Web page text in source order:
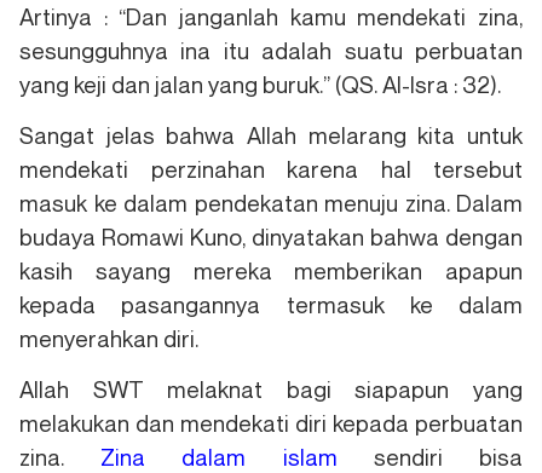
Artinya : “Dan janganlah kamu mendekati zina,
sesungguhnya ina itu adalah suatu perbuatan
yang keji dan jalan yang buruk.” (QS. Al-Isra : 32).
Sangat jelas bahwa Allah melarang kita untuk
mendekati perzinahan karena hal tersebut
masuk ke dalam pendekatan menuju zina. Dalam
budaya Romawi Kuno, dinyatakan bahwa dengan
kasih sayang mereka memberikan apapun
kepada pasangannya termasuk ke dalam
menyerahkan diri.
Allah SWT melaknat bagi siapapun yang
melakukan dan mendekati diri kepada perbuatan
zina. Zina dalam islam sendiri bisa